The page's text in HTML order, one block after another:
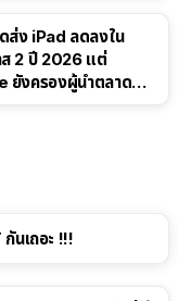
ส่ง iPad ลดลงใน
ส 2 ปี 2026 แต่
ยังครองผู้นำตลาด
นเถอะ !!!